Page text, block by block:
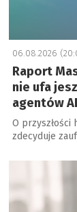
06.08.2026
Raport
nie ufa
agentów AI
O przyszłości
zdecyduje
a